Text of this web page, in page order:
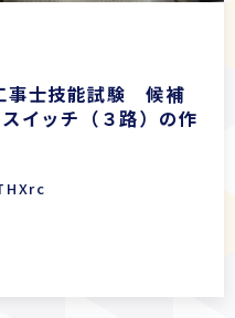
事士技能試験 候補
イッチ（３路）の作